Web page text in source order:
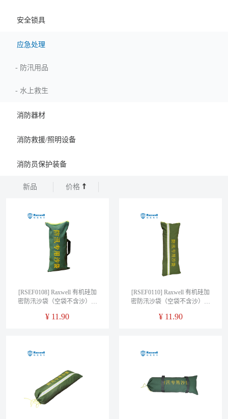
安全锁具
应急处理
- 防汛用品
- 水上救生
消防器材
消防救援/照明设备
消防员保护装备
新品 价格
[RSEF0108] Raxwell 有机硅加
密防汛沙袋（空袋不含沙）单
250*500mm 售卖规格：1个
¥ 11.90
[RSEF0110] Raxwell 有机硅加
密防汛沙袋（空袋不含沙）反
700*300mm 售卖规格：1个
¥ 11.90